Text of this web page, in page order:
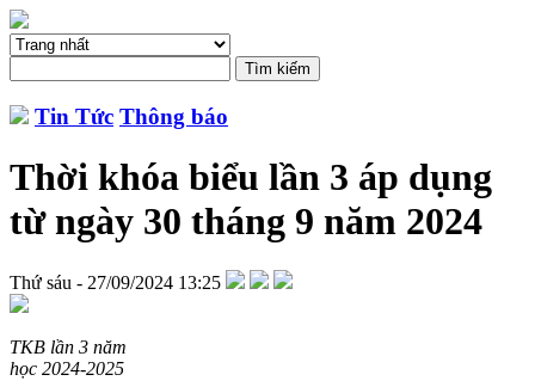
Tin Tức Thông báo
Thời khóa biểu lần 3 áp dụng
từ ngày 30 tháng 9 năm 2024
Thứ sáu - 27/09/2024 13:25
TKB lần 3 năm
học 2024-2025